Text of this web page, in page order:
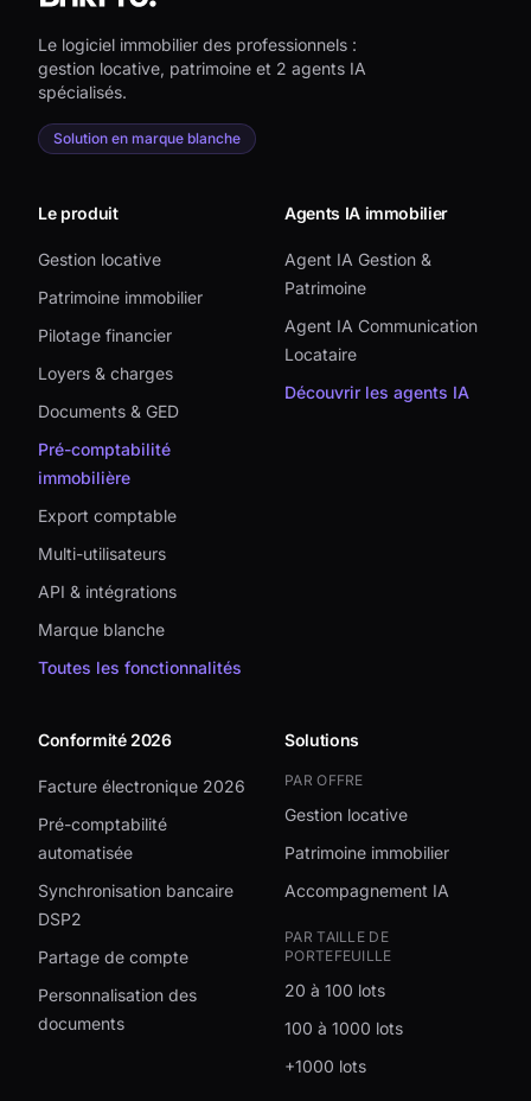
Le logiciel immobilier des professionnels :
gestion locative, patrimoine et 2 agents IA
spécialisés.
Solution en marque blanche
Le produit
Gestion locative
Patrimoine immobilier
Pilotage financier
Loyers & charges
Documents & GED
Pré-comptabilité
immobilière
Export comptable
Multi-utilisateurs
API & intégrations
Marque blanche
Toutes les fonctionnalités
Agents IA immobilier
Agent IA Gestion &
Patrimoine
Agent IA Communication
Locataire
Découvrir les agents IA
Conformité 2026
Facture électronique 2026
Pré-comptabilité
automatisée
Synchronisation bancaire
DSP2
Partage de compte
Personnalisation des
documents
Solutions
PAR OFFRE
Gestion locative
Patrimoine immobilier
Accompagnement IA
PAR TAILLE DE
PORTEFEUILLE
20 à 100 lots
100 à 1000 lots
+1000 lots